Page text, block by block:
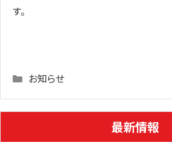
す。
Categories
お知らせ
最新情報